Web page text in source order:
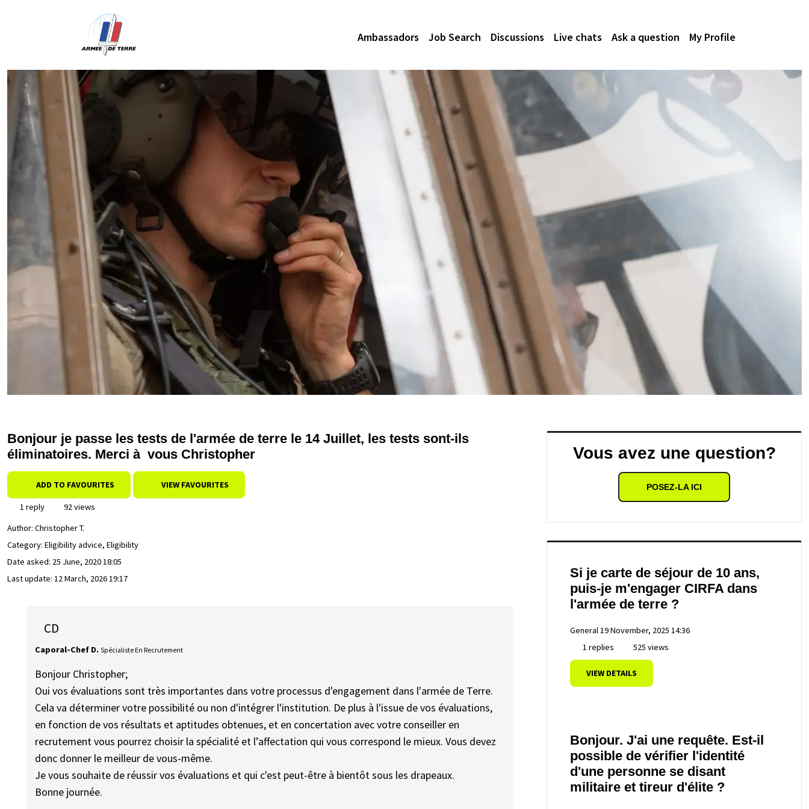
Ambassadors Job Search Discussions Live chats Ask a question My Profile
Bonjour je passe les tests de l'armée de terre le 14 Juillet, les tests sont-ils
éliminatoires. Merci à vous Christopher
ADD TO FAVOURITES VIEW FAVOURITES
1 reply
92 views
Author: Christopher T.
Category: Eligibility advice, Eligibility
Date asked: 25 June, 2020 18:05
Last update: 12 March, 2026 19:17
CD
Caporal-Chef D. Spécialiste En Recrutement
Bonjour Christopher;
Oui vos évaluations sont très importantes dans votre processus d'engagement dans l'armée de Terre.
Cela va déterminer votre possibilité ou non d'intégrer l'institution. De plus à l'issue de vos évaluations,
en fonction de vos résultats et aptitudes obtenues, et en concertation avec votre conseiller en
recrutement vous pourrez choisir la spécialité et l’affectation qui vous correspond le mieux. Vous devez
donc donner le meilleur de vous-même.
Je vous souhaite de réussir vos évaluations et qui c'est peut-être à bientôt sous les drapeaux.
Bonne journée.
Vous avez une question?
POSEZ-LA ICI
Si je carte de séjour de 10 ans,
puis-je m'engager CIRFA dans
l'armée de terre ?
General19 November, 2025 14:36
1 replies
525 views
VIEW DETAILS
Bonjour. J'ai une requête. Est-il
possible de vérifier l'identité
d'une personne se disant
militaire et tireur d'élite ?